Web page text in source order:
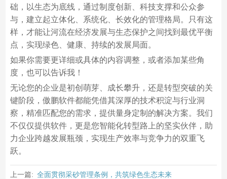
础，以生态为底线，通过制度创新、科技支撑和公众参
与，建立起立体化、系统化、长效化的管理格局。只有这
样，才能让河流在经济发展与生态保护之间找到最优平衡
点，实现绿色、健康、持续的发展局面。
如果你需要更详细或具体的内容调整，或者添加某些角
度，也可以告诉我！
无论您的企业是初创萌芽、成长攀升，还是转型突破的关
键阶段，傲鹏软件都能凭借其深厚的技术积淀与行业洞
察，精准匹配您的需求，提供量身定制的解决方案。我们
不仅仅提供软件，更是您智能化转型路上的坚实伙伴，助
力企业跨越发展瓶颈，实现生产效率与竞争力的双重飞
跃。
上一篇: 全面贯彻采砂管理条例，共筑绿色生态未来